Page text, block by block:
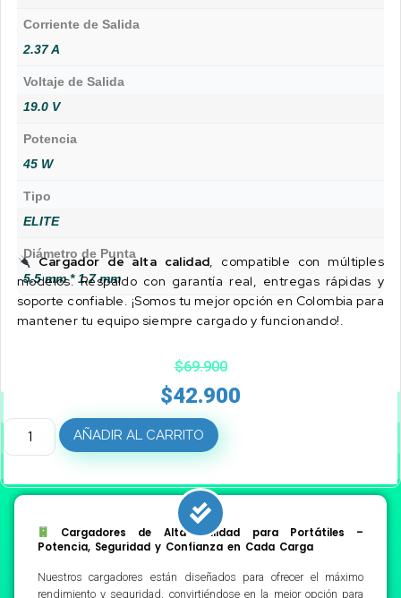
Corriente de Salida
2.37 A
Voltaje de Salida
19.0 V
Potencia
45 W
Tipo
ELITE
Diámetro de Punta
5.5 mm * 1.7 mm
Cargador de alta calidad, compatible con múltiples
modelos. Respaldo con garantía real, entregas rápidas y
soporte confiable. ¡Somos tu mejor opción en Colombia para
mantener tu equipo siempre cargado y funcionando!.
$69.900
$42.900
AÑADIR AL CARRITO
Cargadores de Alta Calidad para Portátiles –
Potencia, Seguridad y Confianza en Cada Carga
Nuestros cargadores están diseñados para ofrecer el máximo
rendimiento y seguridad, convirtiéndose en la mejor opción para